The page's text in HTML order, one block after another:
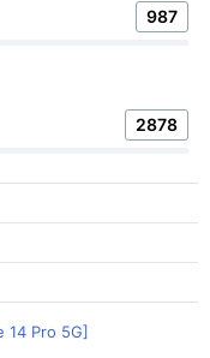
987
2878
14 Pro 5G]